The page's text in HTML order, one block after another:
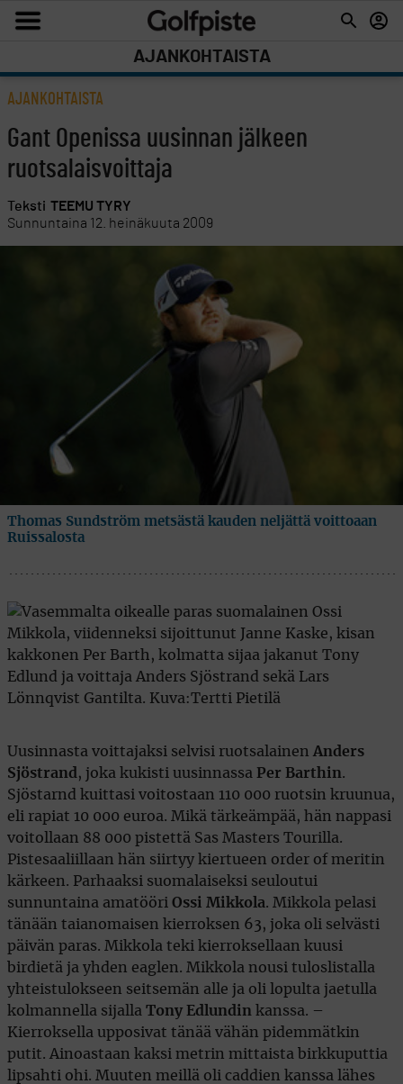
AJANKOHTAISTA
AJANKOHTAISTA
Gant Openissa uusinnan jälkeen
ruotsalaisvoittaja
Teksti TEEMU TYRY
Sunnuntaina 12. heinäkuuta 2009
Thomas Sundström metsästä kauden neljättä voittoaan
Ruissalosta
Uusinnasta voittajaksi selvisi ruotsalainen Anders
Sjöstrand , joka kukisti uusinnassa Per Barthin.
Sjöstarnd kuittasi voitostaan 110 000 ruotsin kruunua,
eli rapiat 10 000 euroa. Mikä tärkeämpää, hän nappasi
voitollaan 88 000 pistettä Sas Masters Tourilla.
Pistesaaliillaan hän siirtyy kiertueen order of meritin
kärkeen. Parhaaksi suomalaiseksi seuloutui
sunnuntaina amatööri Ossi Mikkola. Mikkola pelasi
tänään taianomaisen kierroksen 63, joka oli selvästi
päivän paras. Mikkola teki kierroksellaan kuusi
birdietä ja yhden eaglen. Mikkola nousi tuloslistalla
yhteistulokseen seitsemän alle ja oli lopulta jaetulla
kolmannella sijalla Tony Edlundin kanssa. –
Kierroksella upposivat tänää vähän pidemmätkin
putit. Ainoastaan kaksi metrin mittaista birkkuputtia
lipsahti ohi. Muuten meillä oli caddien kanssa lähes